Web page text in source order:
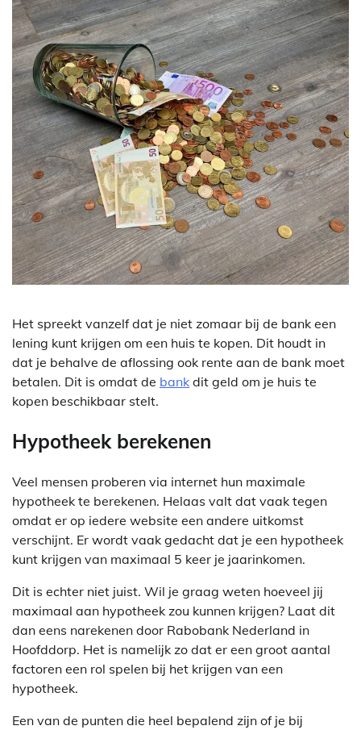
Het spreekt vanzelf dat je niet zomaar bij de bank een
lening kunt krijgen om een huis te kopen. Dit houdt in
dat je behalve de aflossing ook rente aan de bank moet
betalen. Dit is omdat de bank dit geld om je huis te
kopen beschikbaar stelt.
Hypotheek berekenen
Veel mensen proberen via internet hun maximale
hypotheek te berekenen. Helaas valt dat vaak tegen
omdat er op iedere website een andere uitkomst
verschijnt. Er wordt vaak gedacht dat je een hypotheek
kunt krijgen van maximaal 5 keer je jaarinkomen.
Dit is echter niet juist. Wil je graag weten hoeveel jij
maximaal aan hypotheek zou kunnen krijgen? Laat dit
dan eens narekenen door Rabobank Nederland in
Hoofddorp. Het is namelijk zo dat er een groot aantal
factoren een rol spelen bij het krijgen van een
hypotheek.
Een van de punten die heel bepalend zijn of je bij